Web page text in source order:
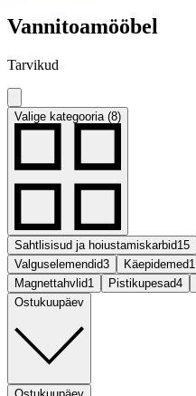
Vannitoamööbel
Tarvikud
Valige kategooria (8)
Sahtlisisud ja hoiustamiskarbid15
Valguselemendid3 Käepidemed1
Magnettahvlid1 Pistikupesad4
Ostukuupäev